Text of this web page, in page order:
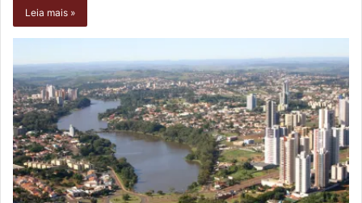
Leia mais »